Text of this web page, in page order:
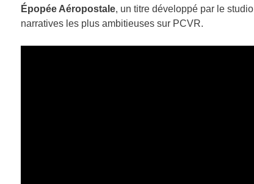
Épopée Aéropostale, un titre développé par le studio
narratives les plus ambitieuses sur PCVR.